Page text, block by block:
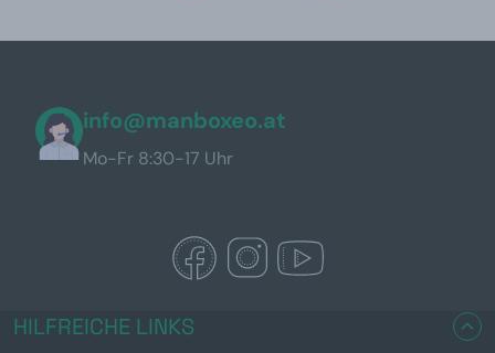
info@manboxeo.at
Mo-Fr 8:30-17 Uhr
HILFREICHE LINKS